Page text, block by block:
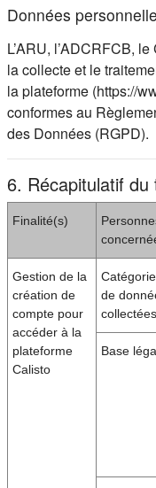
Données
L’ARU, l’ADCRFCB,
la collecte et le
la plateforme (https://
conformes au
des Données (RGPD).
6. Récapitulatif du
Finalité(s)
Gestion de la
création de
compte pour
accéder à la
plateforme
Calisto
Catégorie
de
collectées
Base